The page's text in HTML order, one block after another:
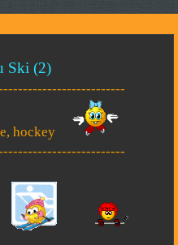
Ski (2)
hockey